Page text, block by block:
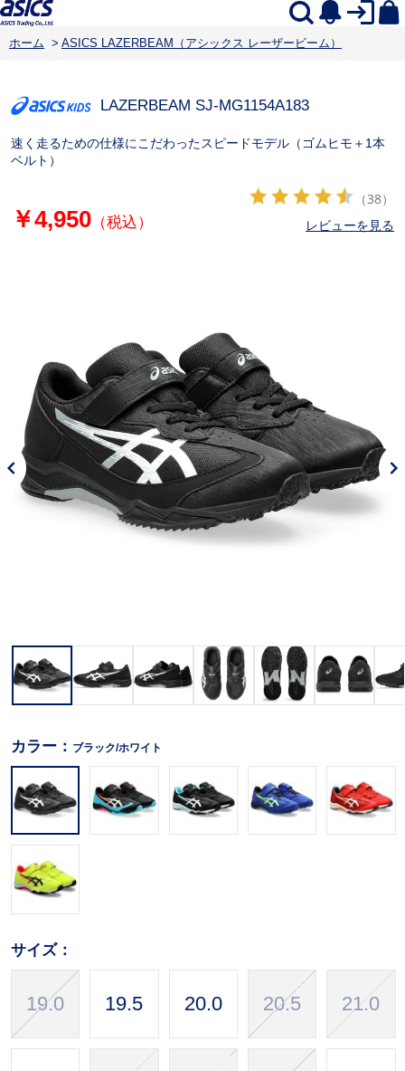
ホーム > ASICS LAZERBEAM（アシックス レーザービーム）
LAZERBEAM SJ-MG1154A183
速く走るための仕様にこだわったスピードモデル（ゴムヒモ＋1本
ベルト）
￥4,950（税込）
（38）
レビューを見る
カラー： ブラック/ホワイト
サイズ：
19.0 19.5 20.0 20.5 21.0